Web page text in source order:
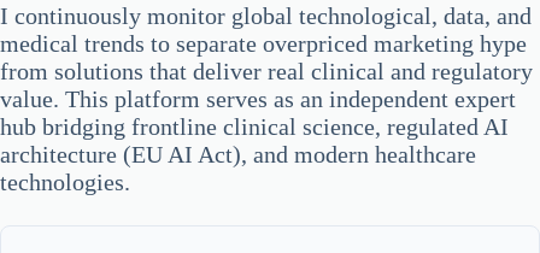
I continuously monitor global technological, data, and
medical trends to separate overpriced marketing hype
from solutions that deliver real clinical and regulatory
value. This platform serves as an independent expert
hub bridging frontline clinical science, regulated AI
architecture (EU AI Act), and modern healthcare
technologies.